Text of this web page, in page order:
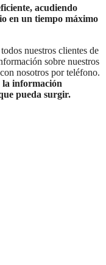
acudiendo
en un tiempo máximo
nuestros clientes de
sobre nuestros
nosotros por teléfono.
la información
pueda surgir.